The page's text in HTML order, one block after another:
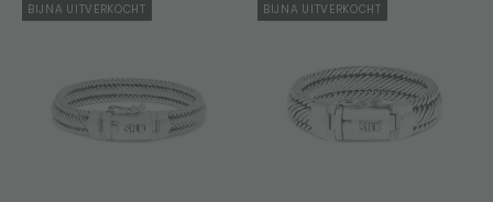
BIJNA UITVERKOCHT BIJNA UITVERKOCHT